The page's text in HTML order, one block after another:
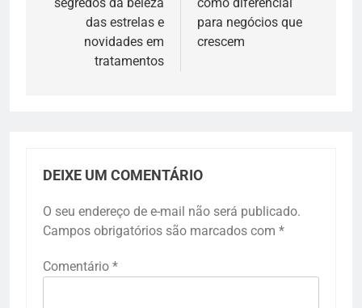
das estrelas e
novidades em
tratamentos
para negócios que
crescem
DEIXE UM COMENTÁRIO
O seu endereço de e-mail não será publicado.
Campos obrigatórios são marcados com *
Comentário *